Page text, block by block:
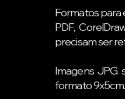
Formatos para
PDF,
precisam ser
Imagens JPG
formato 9x5cm.